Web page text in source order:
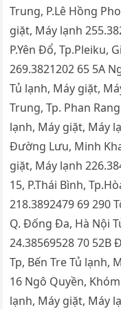
Trung, P.Lê Hồng
giặt, Máy lạnh
P.Yên Đổ, Tp.Pleiku,
269.3821202 65 5A
Tủ lạnh, Máy giặt,
Trung, Tp. Phan
lạnh, Máy giặt, Máy
Đường Lưu, Minh
giặt, Máy lạnh
15, P.Thái Bình,
218.3892479 69 290
Q. Đống Đa, Hà Nội
24.38569528 70 52B
Tp, Bến Tre Tủ lạnh,
16 Ngô Quyền,
lạnh, Máy giặt, Máy